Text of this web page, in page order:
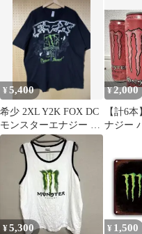
¥5,400
希少 2XL Y2K FOX DC
モンスターエナジー ト
リプルコラボTシャツ
¥2,000
【計6
ナジー
¥5,300 ¥ 1,500